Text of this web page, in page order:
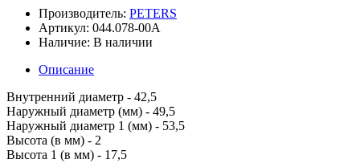
Производитель: PETERS
Артикул: 044.078-00A
Наличие: В наличии
Описание
Внутренний диаметр - 42,5
Наружный диаметр (мм) - 49,5
Наружный диаметр 1 (мм) - 53,5
Высота (в мм) - 2
Высота 1 (в мм) - 17,5